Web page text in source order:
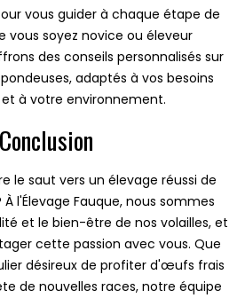
vous guider à chaque étape de
vous soyez novice ou éleveur
des conseils personnalisés sur
adaptés à vos besoins
à votre environnement.
Conclusion
le saut vers un élevage réussi de
l'Élevage Fauque, nous sommes
et le bien-être de nos volailles, et
cette passion avec vous. Que
désireux de profiter d'œufs frais
de nouvelles races, notre équipe